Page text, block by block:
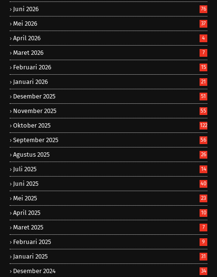
Juni 2026 76
Mei 2026 37
April 2026 4
Maret 2026 7
Februari 2026 15
Januari 2026 21
Desember 2025 51
November 2025 55
Oktober 2025 122
September 2025 56
Agustus 2025 26
Juli 2025 14
Juni 2025 40
Mei 2025 23
April 2025 10
Maret 2025 7
Februari 2025 9
Januari 2025 31
Desember 2024 34